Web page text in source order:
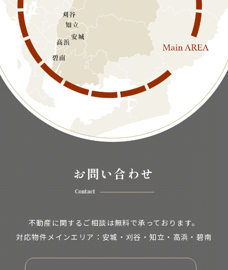
お問い合わせ
Contact
不動産に関するご相談は無料で承っております。
対応物件メインエリア：安城・刈谷・知立・ 高浜・碧南